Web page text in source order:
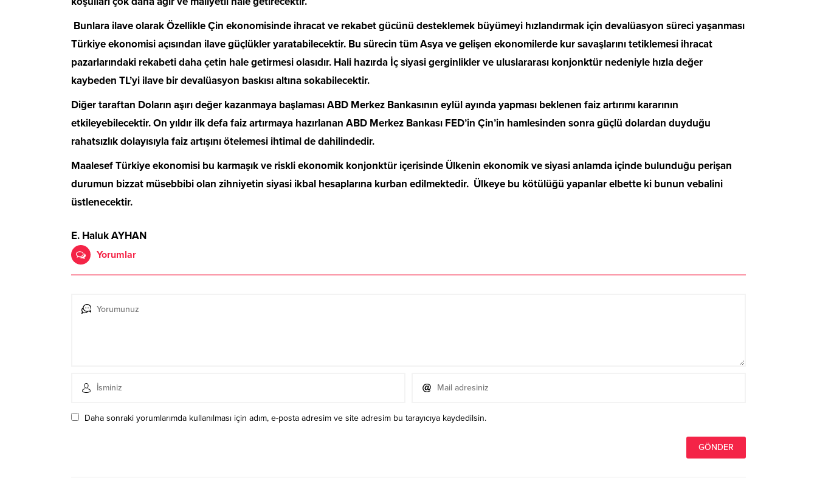
Bunlara ilave olarak Özellikle Çin ekonomisinde ihracat ve rekabet gücünü desteklemek büyümeyi hızlandırmak için devalüasyon süreci yaşanması
Türkiye ekonomisi açısından ilave güçlükler yaratabilecektir. Bu sürecin tüm Asya ve gelişen ekonomilerde kur savaşlarını tetiklemesi ihracat
pazarlarındaki rekabeti daha çetin hale getirmesi olasıdır. Hali hazırda İç siyasi gerginlikler ve uluslararası konjonktür nedeniyle hızla değer
kaybeden TL’yi ilave bir devalüasyon baskısı altına sokabilecektir.
Diğer taraftan Doların aşırı değer kazanmaya başlaması ABD Merkez Bankasının eylül ayında yapması beklenen faiz artırımı kararının
etkileyebilecektir. On yıldır ilk defa faiz artırmaya hazırlanan ABD Merkez Bankası FED’in Çin’in hamlesinden sonra güçlü dolardan duyduğu
rahatsızlık dolayısıyla faiz artışını ötelemesi ihtimal de dahilindedir.
Maalesef Türkiye ekonomisi bu karmaşık ve riskli ekonomik konjonktür içerisinde Ülkenin ekonomik ve siyasi anlamda içinde bulunduğu perişan
durumun bizzat müsebbibi olan zihniyetin siyasi ikbal hesaplarına kurban edilmektedir. Ülkeye bu kötülüğü yapanlar elbette ki bunun vebalini
üstlenecektir.
E. Haluk AYHAN
Yorumlar
Daha sonraki yorumlarımda kullanılması için adım, e-posta adresim ve site adresim bu tarayıcıya kaydedilsin.